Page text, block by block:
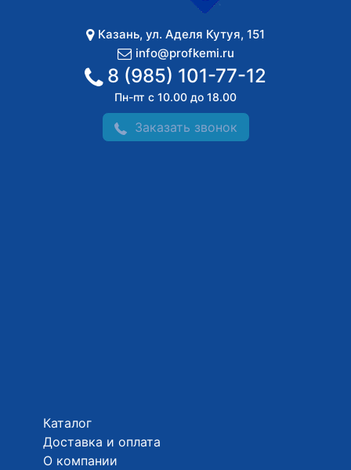
Казань, ул. Аделя Кутуя, 151
info@profkemi.ru
8 (985) 101-77-12
Пн-пт с 10.00 до 18.00
Заказать звонок
Каталог
Доставка и оплата
О компании